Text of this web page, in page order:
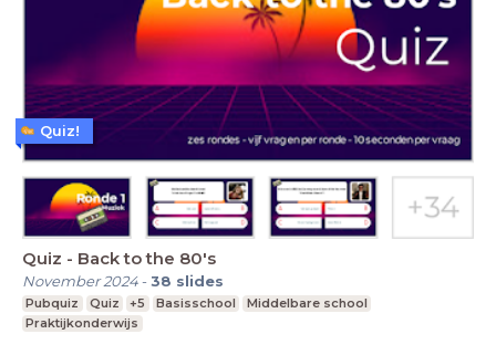
Quiz - Back to the 80's
November 2024-38 slides
Pubquiz Quiz +5 Basisschool
Middelbare school
Praktijkonderwijs
Quiz!